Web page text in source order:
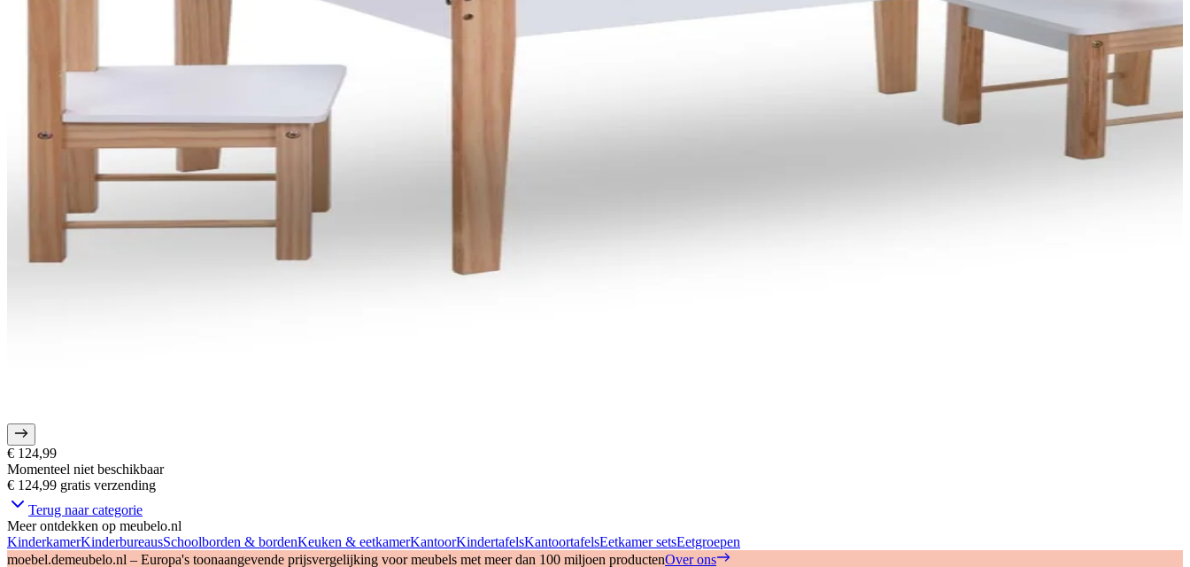
€ 124,99
Momenteel niet beschikbaar
€ 124,99 gratis verzending
Terug naar categorie
Meer ontdekken op meubelo.nl
KinderkamerKinderbureausSchoolborden & bordenKeuken & eetkamerKantoorKindertafelsKantoortafelsEetkamer setsEetgroepen
moebel.demeubelo.nl – Europa's toonaangevende prijsvergelijking voor meubels met meer dan 100 miljoen productenOver ons